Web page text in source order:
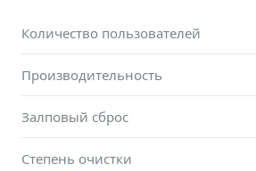
Количество пользователей
Производительность
Залповый сброс
Степень очистки